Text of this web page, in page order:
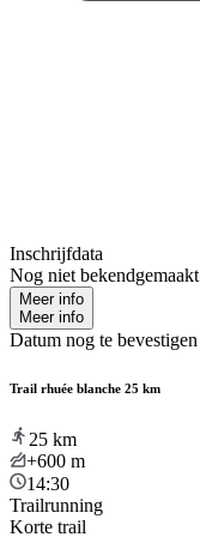
Inschrijfdata
Nog niet bekendgemaakt
Meer info
Meer info
Datum nog te bevestigen
Trail rhuée blanche 25 km
25 km
+600 m
14:30
Trailrunning
Korte trail